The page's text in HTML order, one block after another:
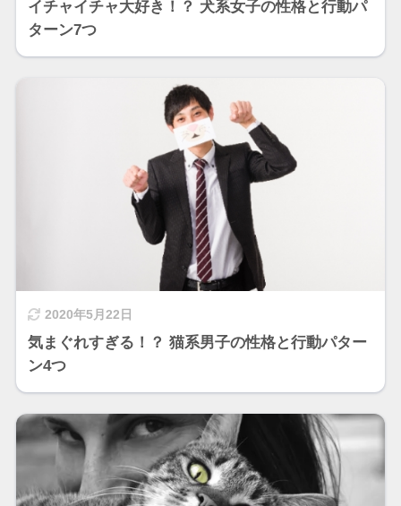
イチャイチャ大好き！？ 犬系女子の性格と行動パ
ターン7つ
2020年5月22日
気まぐれすぎる！？ 猫系男子の性格と行動パター
ン4つ